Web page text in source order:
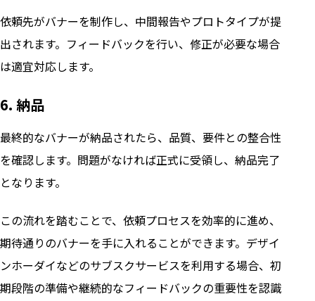
依頼先がバナーを制作し、中間報告やプロトタイプが提
出されます。フィードバックを行い、修正が必要な場合
は適宜対応します。
6. 納品
最終的なバナーが納品されたら、品質、要件との整合性
を確認します。問題がなければ正式に受領し、納品完了
となります。
この流れを踏むことで、依頼プロセスを効率的に進め、
期待通りのバナーを手に入れることができます。デザイ
ンホーダイなどのサブスクサービスを利用する場合、初
期段階の準備や継続的なフィードバックの重要性を認識